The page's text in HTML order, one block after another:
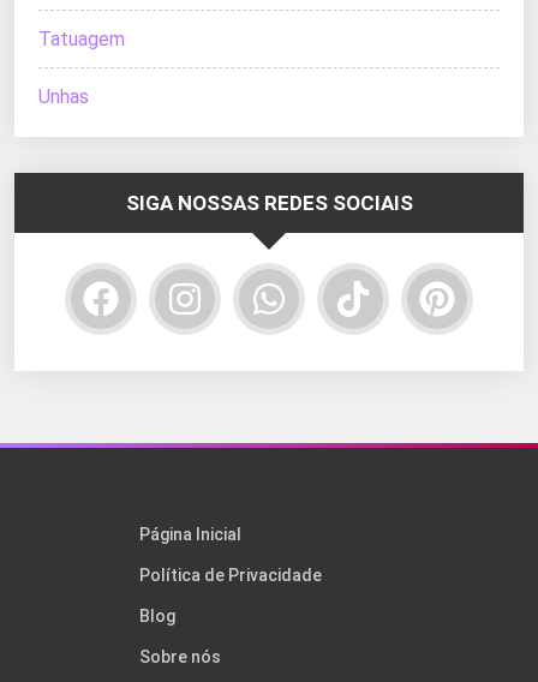
Tatuagem
Unhas
SIGA NOSSAS REDES SOCIAIS
Página Inicial
Política de Privacidade
Blog
Sobre nós